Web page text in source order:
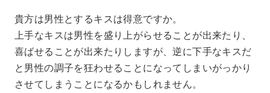
貴方は男性とするキスは得意ですか。
上手なキスは男性を盛り上がらせることが出来たり、
喜ばせることが出来たりしますが、逆に下手なキスだ
と男性の調子を狂わせることになってしまいがっかり
させてしまうことになるかもしれません。